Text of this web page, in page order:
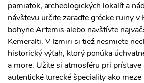
pamiatok, archeologických lokalít a
návštevu určite zaraďte grécke ruiny v
bohyne Artemis alebo navštívte
Kemeralti. V Izmiri si tiež nesmiete
historický výťah, ktorý ponúka
a more. Užite si atmosféru pri prístave
autentické turecké špeciality ako meze